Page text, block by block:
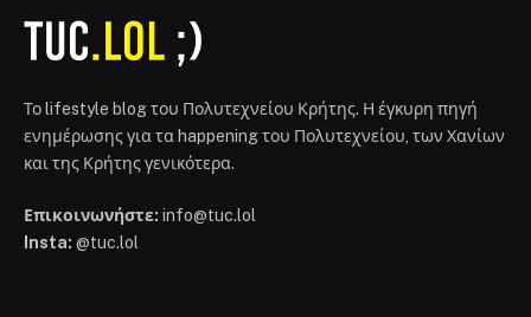
Το lifestyle blog του Πολυτεχνείου Κρήτης. Η έγκυρη πηγή
ενημέρωσης για τα happening του Πολυτεχνείου, των Χανίων
και της Κρήτης γενικότερα.
Επικοινωνήστε: info@tuc.lol
Insta: @tuc.lol